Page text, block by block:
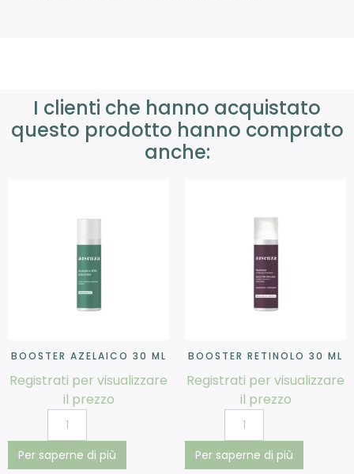
I clienti che hanno acquistato
questo prodotto hanno comprato
anche:
BOOSTER AZELAICO 30 ML
Registrati per visualizzare
il prezzo
Per saperne di più
BOOSTER RETINOLO 30 ML
Registrati per visualizzare
il prezzo
Per saperne di più